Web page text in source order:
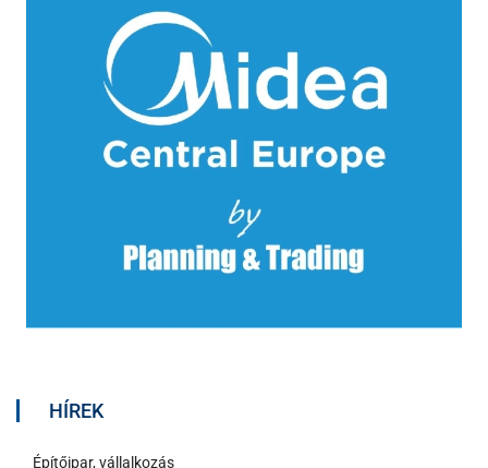
HÍREK
Építőipar, vállalkozás